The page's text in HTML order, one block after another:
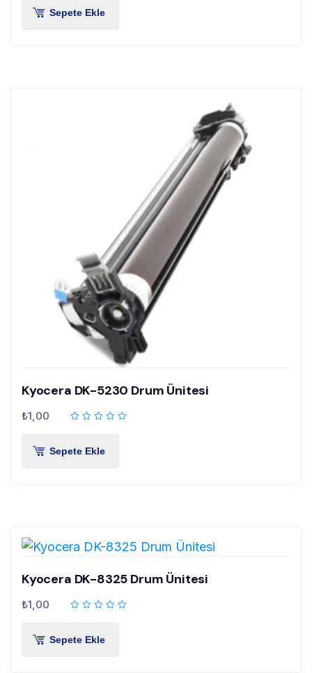
Sepete Ekle
Kyocera DK-5230 Drum Ünitesi
₺1,00
Sepete Ekle
Kyocera DK-8325 Drum Ünitesi
₺1,00
Sepete Ekle